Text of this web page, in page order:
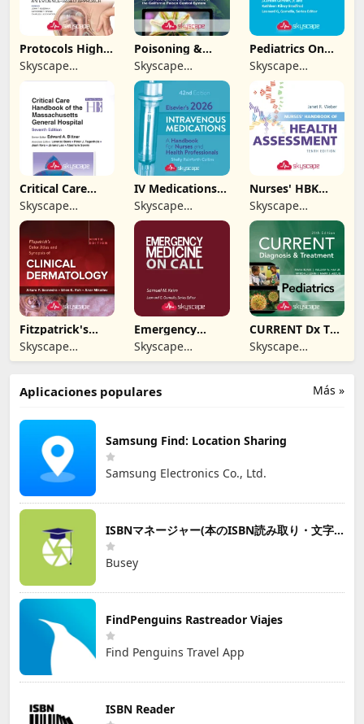
Protocols High-
Risk Pregnancy
Skyscape
Medpresso Inc
Poisoning &
Drug Overdose
Info
Skyscape
Medpresso Inc
Pediatrics On
Call
Skyscape
Medpresso Inc
Critical Care
Handbook of
MGH
Skyscape
Medpresso Inc
IV Medications
Elsevier
Skyscape
Medpresso Inc
Nurses' HBK
Health
Assessment
Skyscape
Medpresso Inc
Fitzpatrick's
Color Atlas
Skyscape
Medpresso Inc
Emergency
Medicine On Call
Skyscape
Medpresso Inc
CURRENT Dx Tx
Pediatrics
Skyscape
Medpresso Inc
Más »
Aplicaciones populares
Samsung Find: Location Sharing
Samsung Electronics Co., Ltd.
ISBNマネージャー(本のISBN読み取り・文字認識)
Busey
FindPenguins Rastreador Viajes
Find Penguins Travel App
ISBN Reader